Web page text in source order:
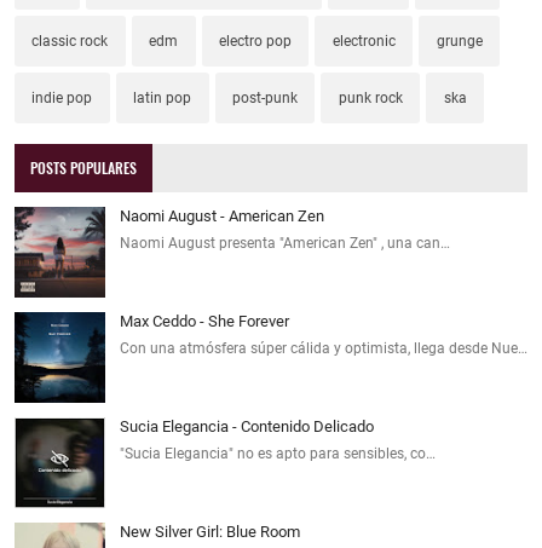
classic rock edm electro pop electronic grunge
indie pop latin pop post-punk punk rock ska
POSTS POPULARES
Naomi August - American Zen
Naomi August presenta "American Zen" , una can…
Max Ceddo - She Forever
Con una atmósfera súper cálida y optimista, llega desde Nue…
Sucia Elegancia - Contenido Delicado
"Sucia Elegancia" no es apto para sensibles, co…
New Silver Girl: Blue Room